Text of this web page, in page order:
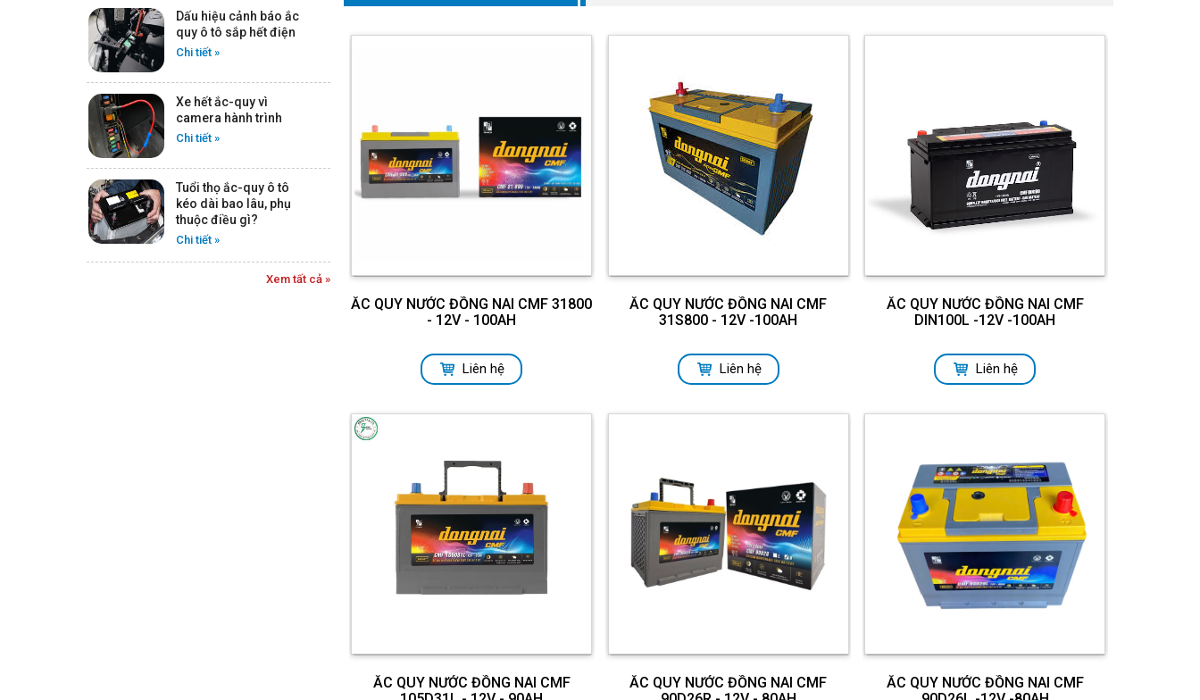
ẮC QUY ROCKET SMF DIN
59042 - 12V - 90AH
Chi tiết
ẮC QUY ROCKET SMF
58014 - 12V - 80AH
ẮC QUY ROCKET SMF DIN
56220 - 12V - 62AH
Dấu hiệu cảnh báo ắc
quy ô tô sắp hết điện
Chi tiết »
Xe hết ắc-quy vì
camera hành trình
Chi tiết »
Tuổi thọ ắc-quy ô tô
kéo dài bao lâu, phụ
thuộc điều gì?
Chi tiết »
Xem tất cả »
ẮC QUY NƯỚC ĐỒNG NAI CMF 31800
- 12V - 100AH
Liên hệ
ẮC QUY NƯỚC ĐỒNG NAI CMF
31S800 - 12V -100AH
Liên hệ
ẮC QUY NƯỚC ĐỒNG NAI CMF
DIN100L -12V -100AH
Liên hệ
ẮC QUY NƯỚC ĐỒNG NAI CMF
ẮC QUY NƯỚC ĐỒNG NAI CMF
ẮC QUY NƯỚC ĐỒNG NAI CMF